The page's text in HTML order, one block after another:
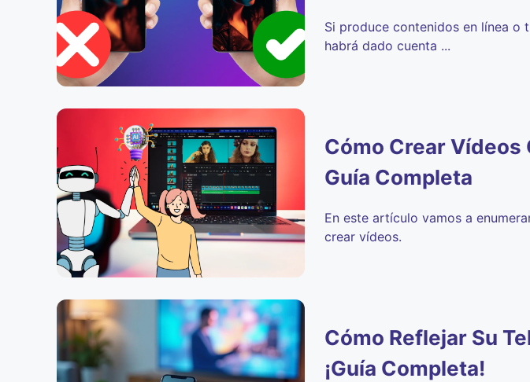
Si produce contenidos en línea o
habrá dado cuenta ...
Cómo Crear
Guía Completa
En este artículo vamos a
crear vídeos.
Cómo Reflejar Su
¡Guía Completa!